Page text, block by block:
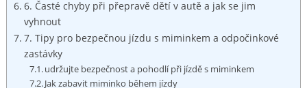
6. Časté chyby při přepravě dětí v autě a jak se jim
vyhnout
7. Tipy pro bezpečnou jízdu s miminkem a odpočinkové
zastávky
udržujte bezpečnost a pohodlí při jízdě s miminkem
Jak zabavit miminko během jízdy